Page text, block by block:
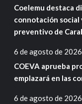
Coelemu destaca
connotación social
preventivo de
6 de agosto de 2026
COEVA aprueba
emplazará en las
6 de agosto de 2026